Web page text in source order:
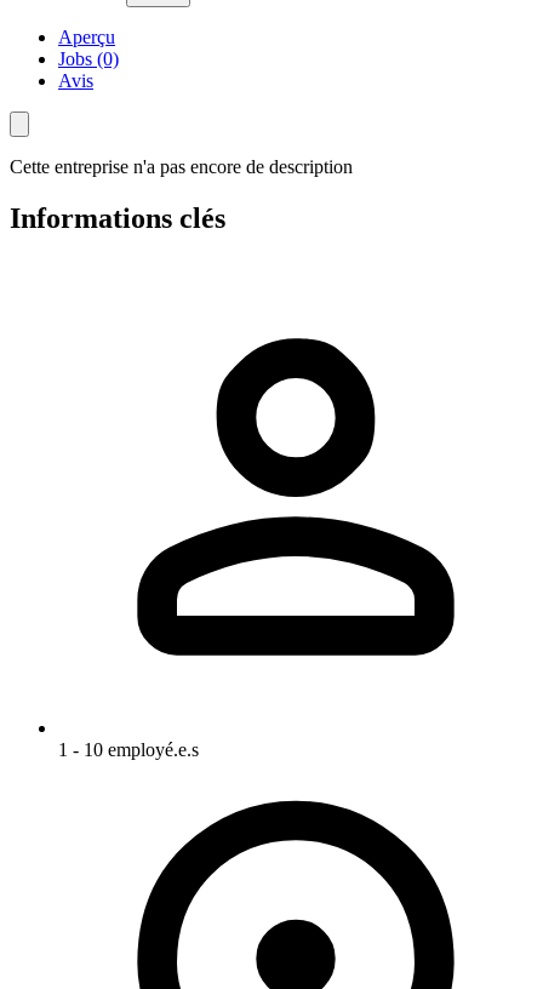
Aperçu
Jobs (0)
Avis
Cette entreprise n'a pas encore de description
Informations clés
1 - 10 employé.e.s